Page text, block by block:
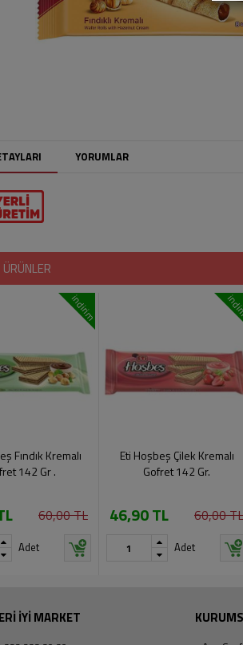
YORUMLAR
indirim
Fındık Kremalı
142 Gr .
60,00 TL
Adet
Eti Hoşbeş Çilek Kremalı
Gofret 142 Gr.
46,90 TL 60,00 TL
Adet
İYİ MARKET